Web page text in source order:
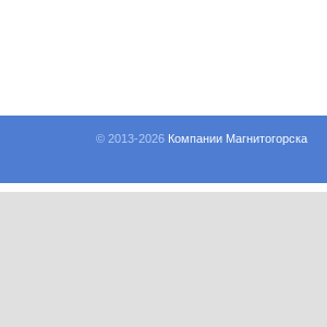
© 2013-2026 Компании Магнитогорска